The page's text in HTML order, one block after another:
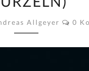
(SINGER-/
MIT
Allgeyer 0